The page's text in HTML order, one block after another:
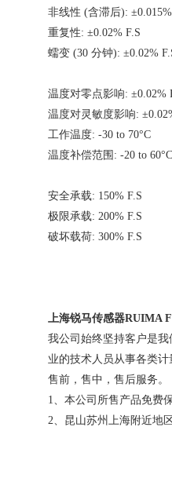
非线性 (含滞后):
重复性: ±0.02% F.S
蠕变 (30 分钟): ±0.02%
温度对零点影响: ±0.02%
温度对灵敏度影响:
工作温度: -30 to 70°C
温度补偿范围: -20 to 60°C
安全承载: 150% F.S
极限承载: 200% F.S
破坏载荷: 300% F.S
上海锐马传感器RUIMA
我公司始终坚持客户是
业的技术人员从事各类
售前，售中，售后服务。
1、本公司所售产品免费
2、昆山苏州上海附近地